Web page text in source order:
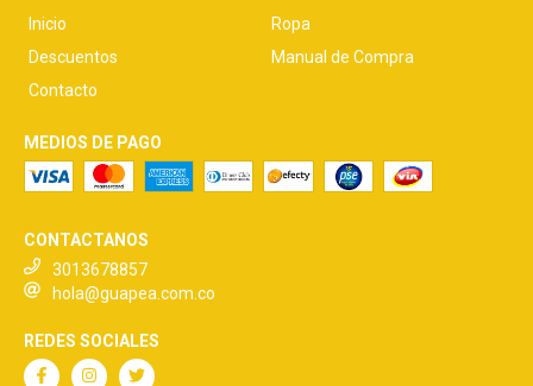
Inicio
Ropa
Descuentos
Manual de Compra
Contacto
MEDIOS DE PAGO
CONTACTANOS
3013678857
hola@guapea.com.co
REDES SOCIALES